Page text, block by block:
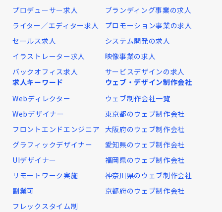
プロデューサー求人
ライター／エディター求人
セールス求人
イラストレーター求人
バックオフィス求人
ブランディング事業の求人
プロモーション事業の求人
システム開発の求人
映像事業の求人
サービスデザインの求人
求人キーワード
Webディレクター
Webデザイナー
フロントエンドエンジニア
グラフィックデザイナー
UIデザイナー
リモートワーク実施
副業可
フレックスタイム制
ウェブ・デザイン制作会社
ウェブ制作会社一覧
東京都のウェブ制作会社
大阪府のウェブ制作会社
愛知県のウェブ制作会社
福岡県のウェブ制作会社
神奈川県のウェブ制作会社
京都府のウェブ制作会社